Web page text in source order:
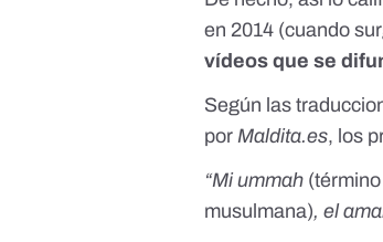
en 2014 (cuando
vídeos que se
Según las
porMaldita.es, los
“Mi ummah (
musulmana), el